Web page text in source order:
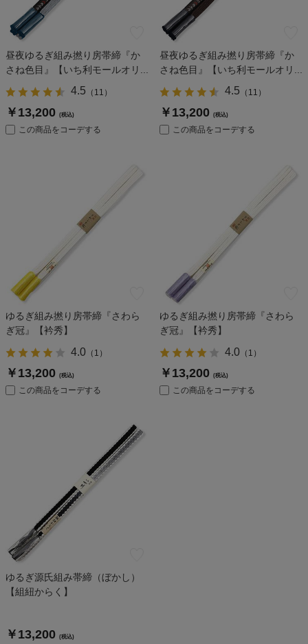
昼夜ゆるぎ組み撚り房帯締『か
さね色目』【いち利モールオリ...
4.5 （ 11 ）
￥13,200 (税込)
この商品をコーデする
昼夜ゆるぎ組み撚り房帯締『か
さね色目』【いち利モールオリ...
4.5 （ 11 ）
￥13,200 (税込)
この商品をコーデする
ゆるぎ組み撚り房帯締『さわら
ぎ冠』【衿秀】
4.0（ 1 ）
￥13,200 (税込)
この商品をコーデする
ゆるぎ組み撚り房帯締『さわら
ぎ冠』【衿秀】
4.0（ 1 ）
￥13,200 (税込)
この商品をコーデする
ゆるぎ源氏組み帯締（ぼかし）
【組紐からく】
￥13,200 (税込)